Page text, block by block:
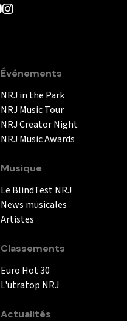
Événements
NRJ in the Park
NRJ Music Tour
NRJ Creator Night
NRJ Music Awards
Musique
Le BlindTest NRJ
News musicales
Artistes
Classements
Euro Hot 30
L'utratop NRJ
Actualités